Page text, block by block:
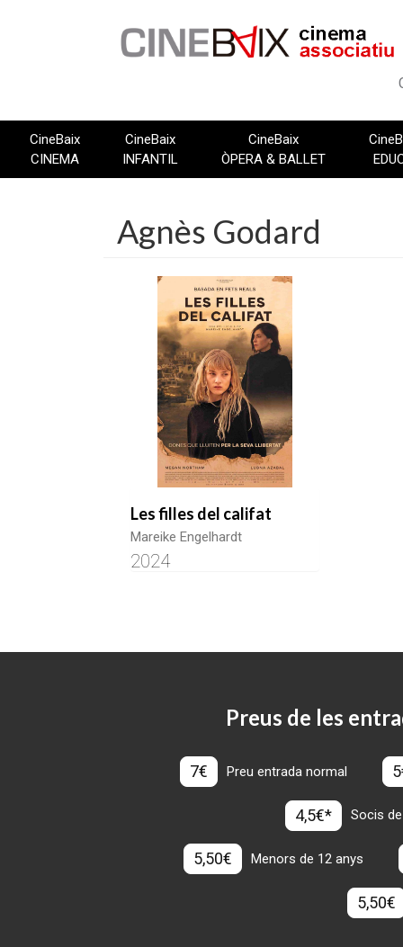
CineBaix
CINEMA
CineBaix
INFANTIL
CineBaix
ÒPERA & BALLET
Agnès Godard
Les filles del califat
Mareike Engelhardt
2024
Preus de les
7€ Preu entrada normal
4,5€* Socis
5,50€ Menors de 12 anys
5,50€